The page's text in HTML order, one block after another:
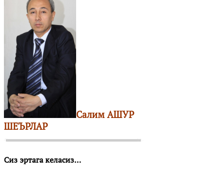
Салим АШУР
ШЕЪРЛАР
Сиз эртага келасиз…